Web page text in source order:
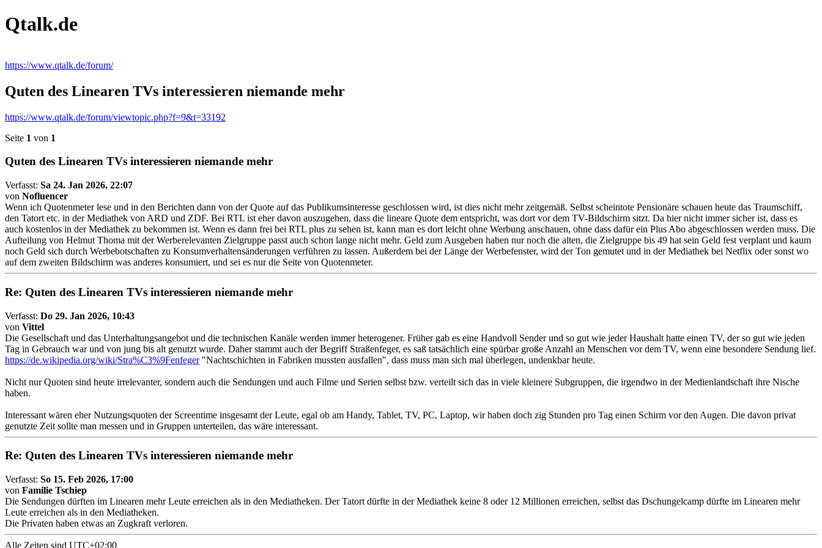
Qtalk.de
https://www.qtalk.de/forum/
Quten des Linearen TVs interessieren niemande mehr
https://www.qtalk.de/forum/viewtopic.php?f=9&t=33192
Seite 1 von 1
Quten des Linearen TVs interessieren niemande mehr
Verfasst: Sa 24. Jan 2026, 22:07
von Nofluencer
Wenn ich Quotenmeter lese und in den Berichten dann von der Quote auf das Publikumsinteresse geschlossen wird, ist dies nicht mehr zeitgemäß. Selbst scheintote Pensionäre schauen heute das Traumschiff,
den Tatort etc. in der Mediathek von ARD und ZDF. Bei RTL ist eher davon auszugehen, dass die lineare Quote dem entspricht, was dort vor dem TV-Bildschirm sitzt. Da hier nicht immer sicher ist, dass es
auch kostenlos in der Mediathek zu bekommen ist. Wenn es dann frei bei RTL plus zu sehen ist, kann man es dort leicht ohne Werbung anschauen, ohne dass dafür ein Plus Abo abgeschlossen werden muss. Die
Aufteilung von Helmut Thoma mit der Werberelevanten Zielgruppe passt auch schon lange nicht mehr. Geld zum Ausgeben haben nur noch die alten, die Zielgruppe bis 49 hat sein Geld fest verplant und kaum
noch Geld sich durch Werbebotschaften zu Konsumverhaltensänderungen verführen zu lassen. Außerdem bei der Länge der Werbefenster, wird der Ton gemutet und in der Mediathek bei Netflix oder sonst wo
auf dem zweiten Bildschirm was anderes konsumiert, und sei es nur die Seite von Quotenmeter.
Re: Quten des Linearen TVs interessieren niemande mehr
Verfasst: Do 29. Jan 2026, 10:43
von Vittel
Die Gesellschaft und das Unterhaltungsangebot und die technischen Kanäle werden immer heterogener. Früher gab es eine Handvoll Sender und so gut wie jeder Haushalt hatte einen TV, der so gut wie jeden
Tag in Gebrauch war und von jung bis alt genutzt wurde. Daher stammt auch der Begriff Straßenfeger, es saß tatsächlich eine spürbar große Anzahl an Menschen vor dem TV, wenn eine besondere Sendung lief.
https://de.wikipedia.org/wiki/Stra%C3%9Fenfeger"Nachtschichten in Fabriken mussten ausfallen", dass muss man sich mal überlegen, undenkbar heute.
Nicht nur Quoten sind heute irrelevanter, sondern auch die Sendungen und auch Filme und Serien selbst bzw. verteilt sich das in viele kleinere Subgruppen, die irgendwo in der Medienlandschaft ihre Nische
haben.
Interessant wären eher Nutzungsquoten der Screentime insgesamt der Leute, egal ob am Handy, Tablet, TV, PC, Laptop, wir haben doch zig Stunden pro Tag einen Schirm vor den Augen. Die davon privat
genutzte Zeit sollte man messen und in Gruppen unterteilen, das wäre interessant.
Re: Quten des Linearen TVs interessieren niemande mehr
Verfasst: So 15. Feb 2026, 17:00
von Familie Tschiep
Die Sendungen dürften im Linearen mehr Leute erreichen als in den Mediatheken. Der Tatort dürfte in der Mediathek keine 8 oder 12 Millionen erreichen, selbst das Dschungelcamp dürfte im Linearen mehr
Leute erreichen als in den Mediatheken.
Die Privaten haben etwas an Zugkraft verloren.
Alle Zeiten sind UTC+02:00